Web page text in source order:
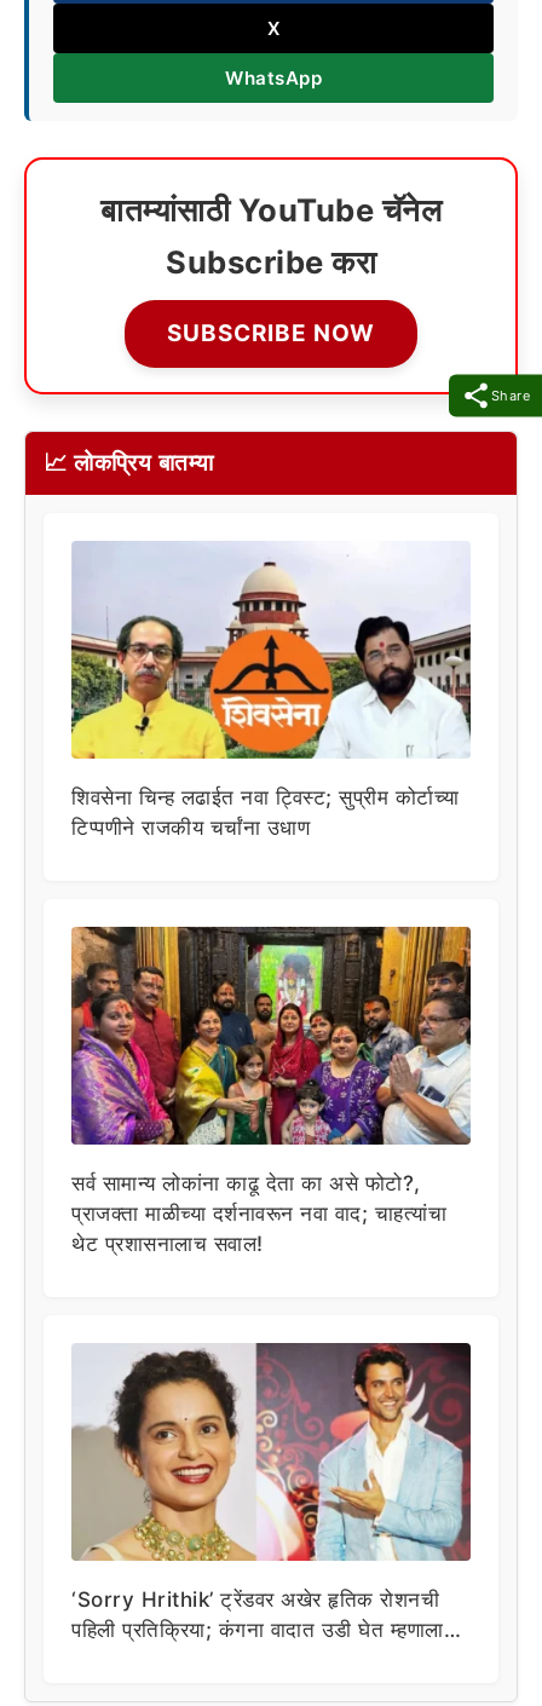
Share
X
WhatsApp
बातम्यांसाठी YouTube चॅनेल
Subscribe करा
SUBSCRIBE NOW
📈 लोकप्रिय बातम्या
शिवसेना चिन्ह लढाईत नवा ट्विस्ट; सुप्रीम कोर्टाच्या
टिप्पणीने राजकीय चर्चांना उधाण
सर्व सामान्य लोकांना काढू देता का असे फोटो?,
प्राजक्ता माळीच्या दर्शनावरून नवा वाद; चाहत्यांचा
थेट प्रशासनालाच सवाल!
‘Sorry Hrithik’ ट्रेंडवर अखेर हृतिक रोशनची
पहिली प्रतिक्रिया; कंगना वादात उडी घेत म्हणाला…